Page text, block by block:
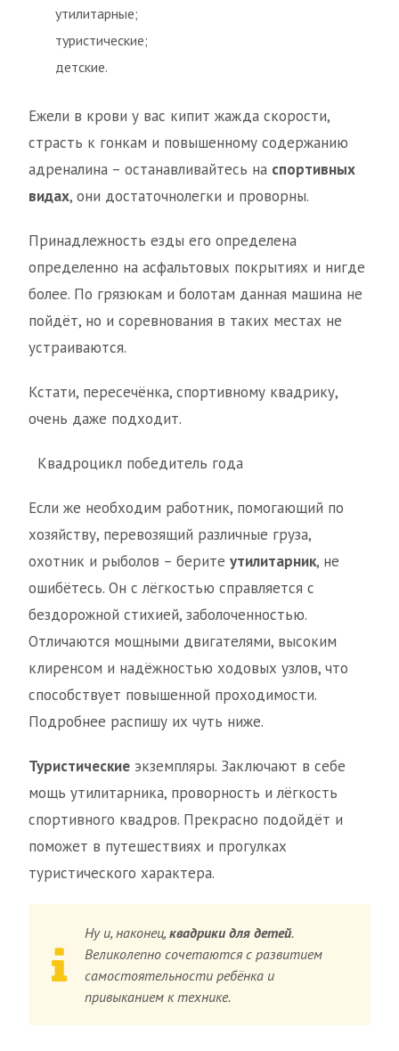
утилитарные;
туристические;
детские.
Ежели в крови у вас кипит жажда скорости,
страсть к гонкам и повышенному содержанию
адреналина – останавливайтесь на спортивных
видах, они достаточнолегки и проворны.
Принадлежность езды его определена
определенно на асфальтовых покрытиях и нигде
более. По грязюкам и болотам данная машина не
пойдёт, но и соревнования в таких местах не
устраиваются.
Кстати, пересечёнка, спортивному квадрику,
очень даже подходит.
Квадроцикл победитель года
Если же необходим работник, помогающий по
хозяйству, перевозящий различные груза,
охотник и рыболов – берите утилитарник, не
ошибётесь. Он с лёгкостью справляется с
бездорожной стихией, заболоченностью.
Отличаются мощными двигателями, высоким
клиренсом и надёжностью ходовых узлов, что
способствует повышенной проходимости.
Подробнее распишу их чуть ниже.
Туристические экземпляры. Заключают в себе
мощь утилитарника, проворность и лёгкость
спортивного квадров. Прекрасно подойдёт и
поможет в путешествиях и прогулках
туристического характера.
Ну и, наконец,квадрики для детей.
Великолепно сочетаются с развитием
самостоятельности ребёнка и
привыканием к технике.